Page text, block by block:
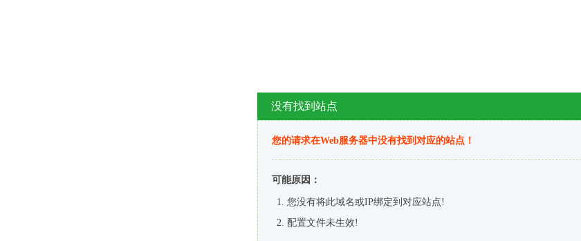
没有找到站点
您的请求在Web服务器中没有找到对应的站点！
可能原因：
您没有将此域名或IP绑定到对应站点!
配置文件未生效!